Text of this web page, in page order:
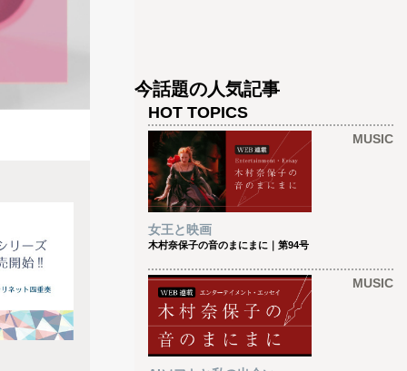
今話題の人気記事
HOT TOPICS
MUSIC
女王と映画
木村奈保子の音のまにまに｜第94号
MUSIC